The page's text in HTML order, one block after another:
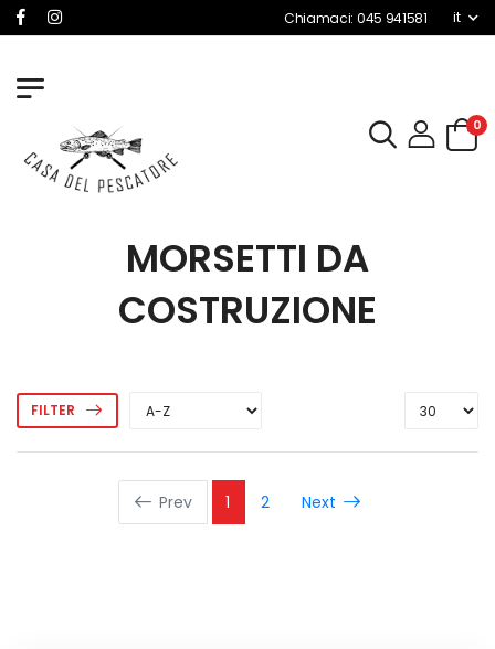
Chiamaci: 045 941581 it
0
MORSETTI DA
COSTRUZIONE
FILTER
Prev 1 2 Next